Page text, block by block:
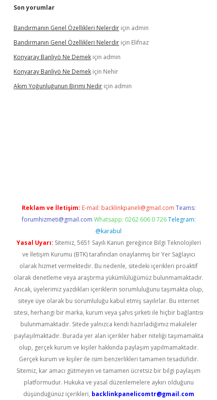
Son yorumlar
Bandırmanın Genel Özellikleri Nelerdir için admin
Bandırmanın Genel Özellikleri Nelerdir için Elifnaz
Konyaray Banliyö Ne Demek için admin
Konyaray Banliyö Ne Demek için Nehir
Akım Yoğunluğunun Birimi Nedir için admin
Reklam ve İletişim: E-mail: backlinkpaneli@gmail.com Teams:
forumhizmeti@gmail.com Whatsapp: 0262 606 0 726 Telegram:
@karabul
Yasal Uyarı: Sitemiz, 5651 Sayılı Kanun gereğince Bilgi Teknolojileri
ve İletişim Kurumu (BTK) tarafından onaylanmış bir Yer Sağlayıcı
olarak hizmet vermektedir. Bu nedenle, sitedeki içerikleri proaktif
olarak denetleme veya araştırma yükümlülüğümüz bulunmamaktadır.
Ancak, üyelerimiz yazdıkları içeriklerin sorumluluğunu taşımakta olup,
siteye üye olarak bu sorumluluğu kabul etmiş sayılırlar. Bu internet
sitesi, herhangi bir marka, kurum veya şahıs şirketi ile hiçbir bağlantısı
bulunmamaktadır. Sitede yalnızca kendi hazırladığımız makaleler
paylaşılmaktadır. Burada yer alan içerikler haber niteliği taşımamakta
olup, gerçek kurum ve kişiler hakkında paylaşım yapılmamaktadır.
Gerçek kurum ve kişiler ile isim benzerlikleri tamamen tesadüfidir.
Sitemiz, kar amacı gütmeyen ve tamamen ücretsiz bir bilgi paylaşım
platformudur. Hukuka ve yasal düzenlemelere aykırı olduğunu
düşündüğünüz içerikleri, backlinkpanelicomtr@gmail.com